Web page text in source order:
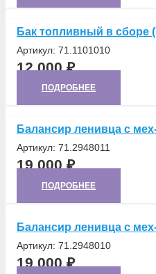
Бак топливный в сборе
Артикул: 71.1101010
12 000₽
ПОДРОБНЕЕ
Балансир ленивца с
Артикул: 71.2948011
19 000₽
ПОДРОБНЕЕ
Балансир ленивца с
Артикул: 71.2948010
19 000₽